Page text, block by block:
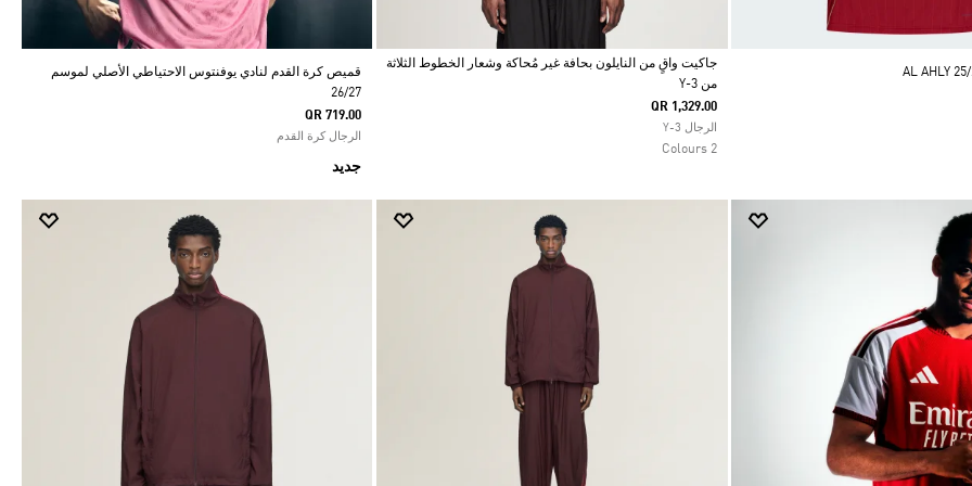
AL AHLY
Selected
جاكيت واقٍ من النايلون بحافة غير مُحاكة وشعار الخطوط الثلاثة
من Y-3
QR 1,329.00
الرجال Y-3
2 Colours
قميص كرة القدم لنادي يوفنتوس الاحتياطي الأصلي لموسم
26/27
QR 719.00
الرجال كرة القدم
جديد